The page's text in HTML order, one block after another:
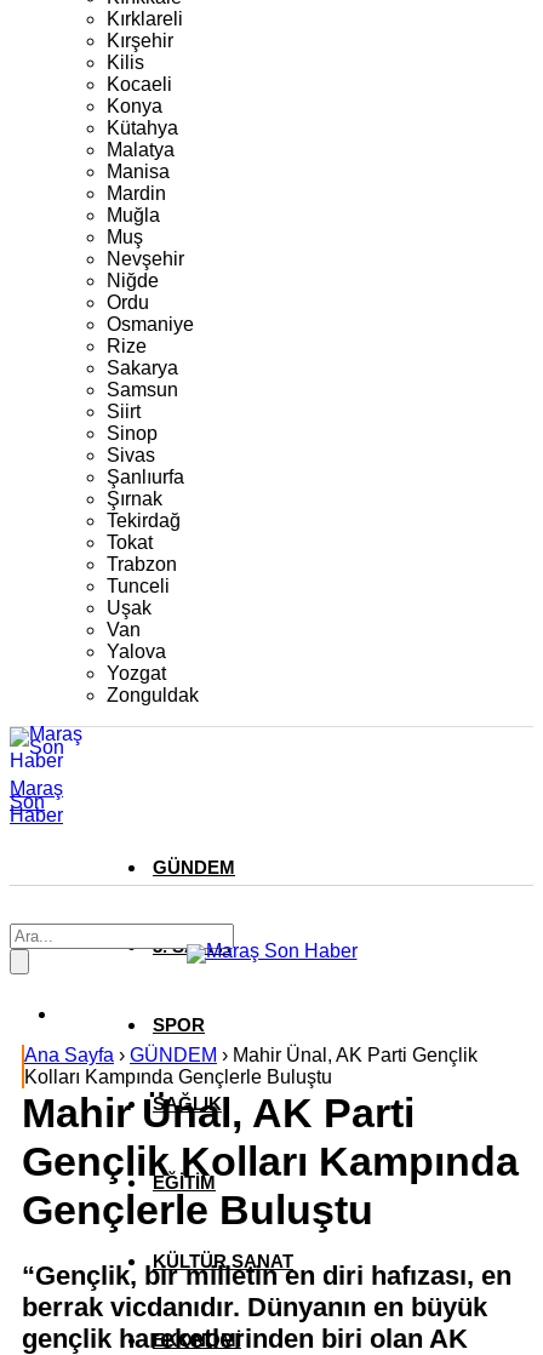
Kırklareli
Kırşehir
Kilis
Kocaeli
Konya
Kütahya
Malatya
Manisa
Mardin
Muğla
Muş
Nevşehir
Niğde
Ordu
Osmaniye
Rize
Sakarya
Samsun
Siirt
Sinop
Sivas
Şanlıurfa
Şırnak
Tekirdağ
Tokat
Trabzon
Tunceli
Uşak
Van
Yalova
Yozgat
Zonguldak
Maraş
Son
Haber
GÜNDEM
3. SAYFA
SPOR
SAĞLIK
EĞİTİM
KÜLTÜR SANAT
EKONOMİ
Ana Sayfa › GÜNDEM › Mahir Ünal, AK Parti Gençlik
Kolları Kampında Gençlerle Buluştu
Mahir Ünal, AK Parti
Gençlik Kolları Kampında
Gençlerle Buluştu
“Gençlik, bir milletin en diri hafızası, en
berrak vicdanıdır. Dünyanın en büyük
gençlik hareketlerinden biri olan AK